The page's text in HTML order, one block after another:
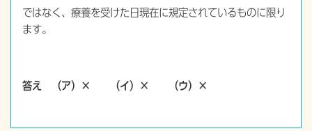
ではなく、療養を受けた日現在に規定されているものに限り
ます。
答え （ア）× （イ）× （ウ）×